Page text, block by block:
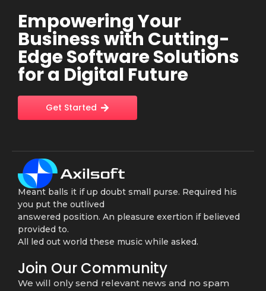
Empowering Your
Business with Cutting-
Edge Software Solutions
for a Digital Future
Get Started
Meant balls it if up doubt small purse. Required his
you put the outlived
answered position. An pleasure exertion if believed
provided to.
All led out world these music while asked.
Join Our Community
We will only send relevant news and no spam